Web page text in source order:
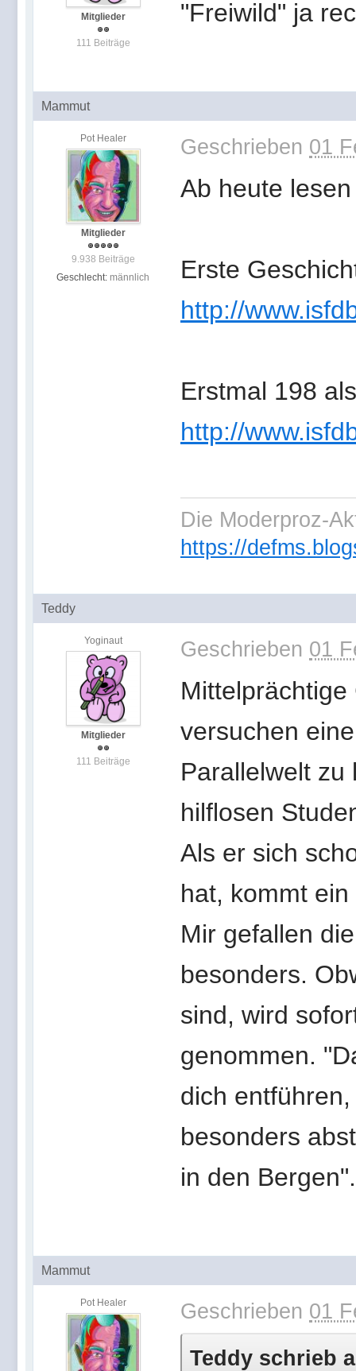
Mitglieder
111 Beiträge
"Freiwild" ja
Mammut
Pot Healer
Mitglieder
9.938 Beiträge
Geschlecht: männlich
Geschrieben 01
Ab heute
Erste
http://
Erstmal 198
http://
Die Moderproz-
https://
Teddy
Yoginaut
Mitglieder
111 Beiträge
Geschrieben 01
versuchen
Parallelwelt zu
hilflosen
Als er sich
hat, kommt
Mir gefallen
besonders.
sind, wird
genommen.
dich
besonders
in den
Mammut
Pot Healer Geschrieben 01
Teddy schrieb